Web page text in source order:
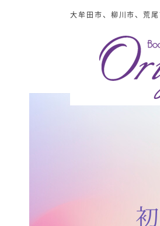
大牟田市、柳川市、荒